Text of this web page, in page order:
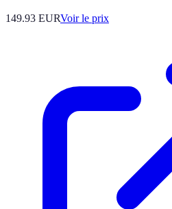
149.93 EURVoir le prix